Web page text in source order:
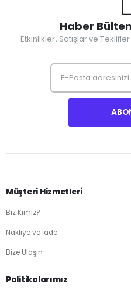
Haber
Etkinlikler, Satışlar ve
Müşteri Hizmetleri
Biz Kimiz?
Nakliye ve İade
Bize Ulaşın
Politikalarımız